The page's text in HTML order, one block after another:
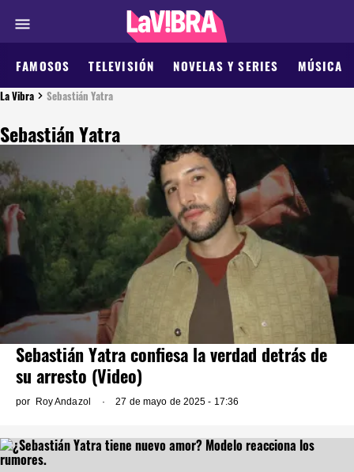
FAMOSOS TELEVISIÓN NOVELAS Y SERIES MÚSICA
La Vibra Sebastián Yatra
Sebastián Yatra
Sebastián Yatra confiesa la verdad detrás de
su arresto (Video)
por Roy Andazol 27 de mayo de 2025 - 17:36